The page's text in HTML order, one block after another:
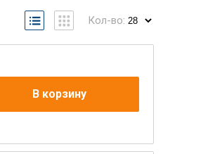
Кол-во:
В корзину